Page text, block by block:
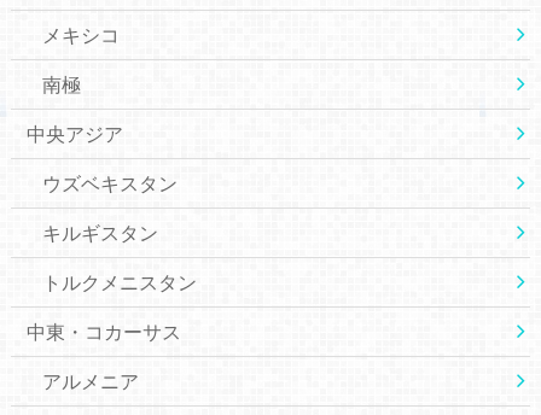
メキシコ
南極
中央アジア
ウズベキスタン
キルギスタン
トルクメニスタン
中東・コカーサス
アルメニア